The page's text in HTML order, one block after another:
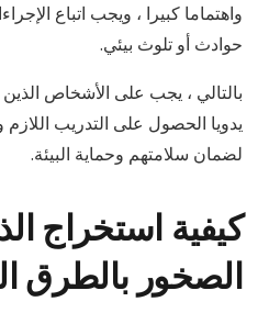
واهتماما كبيرا ، ويجب اتباع
حوادث أو تلوث بيئي.
بالتالي ، يجب على الأشخاص
يدويا الحصول على التدريب اللازم
لضمان سلامتهم وحماية البيئة.
كيفية استخراج
الصخور بالطرق